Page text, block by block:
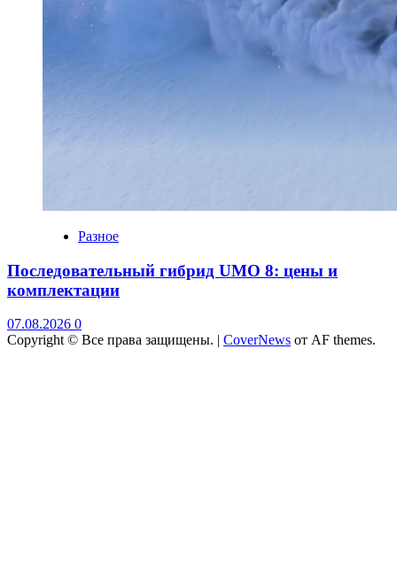
Разное
Последовательный гибрид UMO 8: цены и
комплектации
07.08.2026 0
Copyright © Все права защищены. | CoverNews от AF themes.